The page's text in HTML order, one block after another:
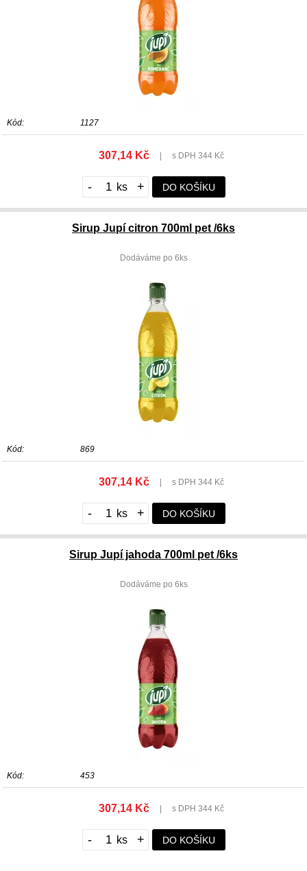
Kód: 1127
307,14 Kč s DPH 344 Kč
- + DO KOŠÍKU
Sirup Jupí citron 700ml pet /6ks
Dodáváme po 6ks
Kód: 869
307,14 Kč s DPH 344 Kč
- + DO KOŠÍKU
Sirup Jupí jahoda 700ml pet /6ks
Dodáváme po 6ks
Kód: 453
307,14 Kč s DPH 344 Kč
- + DO KOŠÍKU